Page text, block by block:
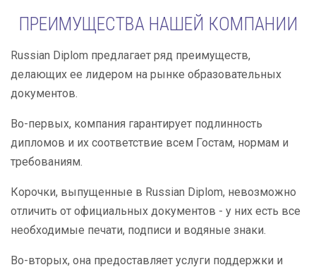
ПРЕИМУЩЕСТВА НАШЕЙ КОМПАНИИ
Russian Diplom предлагает ряд преимуществ,
делающих ее лидером на рынке образовательных
документов.
Во-первых, компания гарантирует подлинность
дипломов и их соответствие всем Гостам, нормам и
требованиям.
Корочки, выпущенные в Russian Diplom, невозможно
отличить от официальных документов - у них есть все
необходимые печати, подписи и водяные знаки.
Во-вторых, она предоставляет услуги поддержки и